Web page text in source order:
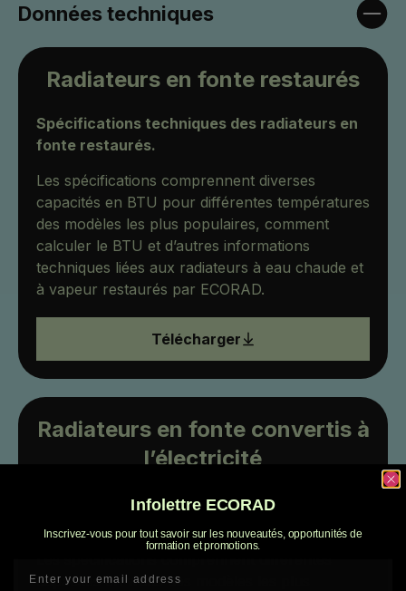
Données techniques
Radiateurs en fonte restaurés
Spécifications techniques des radiateurs en
fonte restaurés.
Les spécifications comprennent diverses
capacités en BTU pour différentes températures
des modèles les plus populaires, comment
calculer le BTU et d’autres informations
techniques liées aux radiateurs à eau chaude et
à vapeur restaurés par ECORAD.
Télécharger
Radiateurs en fonte convertis à
l’électricité
Spécifications techniques des radiateurs en
capacités en watts des modèles les plus
Infolettre ECORAD
Inscrivez-vous pour tout savoir sur les nouveautés, opportunités de
formation et promotions.